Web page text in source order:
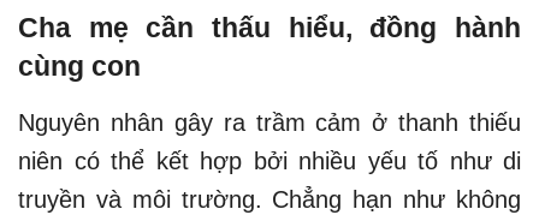
Cha mẹ cần thấu hiểu, đồng hành
cùng con
Nguyên nhân gây ra trầm cảm ở thanh thiếu
niên có thể kết hợp bởi nhiều yếu tố như di
truyền và môi trường. Chẳng hạn như không